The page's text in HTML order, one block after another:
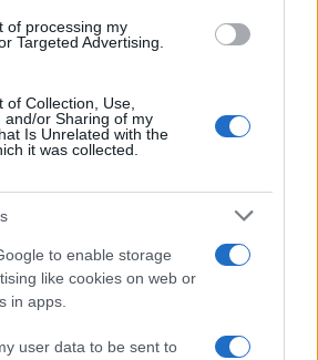
of processing my
Targeted Advertising.
of Collection, Use,
and/or Sharing of my
Is Unrelated with the
it was collected.
to enable storage
like cookies on web or
in apps.
user data to be sent to